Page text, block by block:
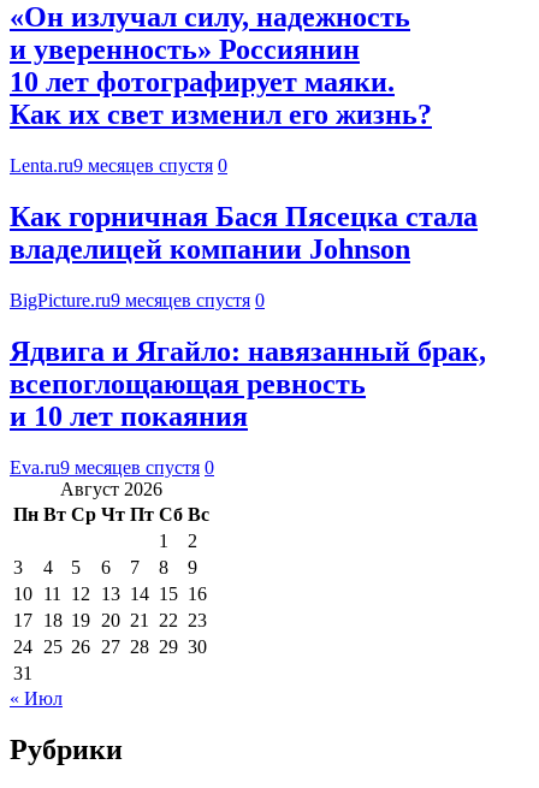
«Он излучал силу, надежность
и уверенность» Россиянин
10 лет фотографирует маяки.
Как их свет изменил его жизнь?
Lenta.ru9 месяцев спустя 0
Как горничная Бася Пясецка стала
владелицей компании Johnson
BigPicture.ru9 месяцев спустя 0
Ядвига и Ягайло: навязанный брак,
всепоглощающая ревность
и 10 лет покаяния
Eva.ru9 месяцев спустя 0
Август 2026
Пн Вт Ср Чт Пт Сб Вс
1
2
3
4 5 6 7 8
9
10 11 12 13 14 15 16
17 18 19 20 21 22 23
24 25 26 27 28 29 30
31
« Июл
Рубрики